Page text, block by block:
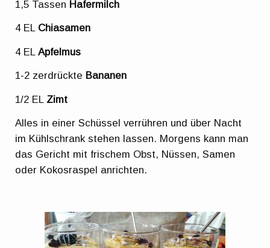
1,5 Tassen Hafermilch
4 EL Chiasamen
4 ELApfelmus
1-2 zerdrückte Bananen
1/2 EL Zimt
Alles in einer Schüssel verrühren und über Nacht
im Kühlschrank stehen lassen. Morgens kann man
das Gericht mit frischem Obst, Nüssen, Samen
oder Kokosraspel anrichten.